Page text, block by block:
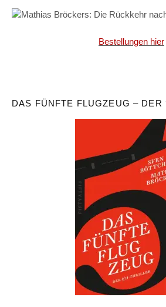
Bestellungen hier
DAS FÜNFTE FLUGZEUG – DER